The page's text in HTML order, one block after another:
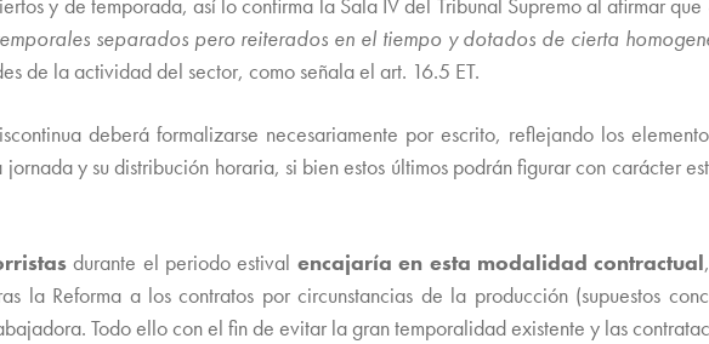
separados pero reiterados en el tiempo y dotados de cierta
de la actividad del sector, como señala el art. 16.5 ET.
deberá formalizarse necesariamente por escrito, reflejando los
y su distribución horaria, si bien estos últimos podrán figurar con carácter
durante el periodo estival encajaría en esta modalidad contractual
la Reforma a los contratos por circunstancias de la producción (supuestos
Todo ello con el fin de evitar la gran temporalidad existente y las